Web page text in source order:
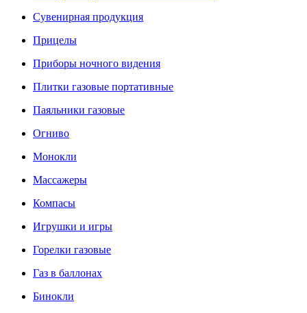
Сувенирная продукция
Прицелы
Приборы ночного видения
Плитки газовые портативные
Паяльники газовые
Огниво
Монокли
Массажеры
Компасы
Игрушки и игры
Горелки газовые
Газ в баллонах
Бинокли